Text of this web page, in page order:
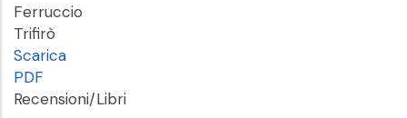
Ferruccio
Trifirò
Scarica
PDF
Recensioni/Libri